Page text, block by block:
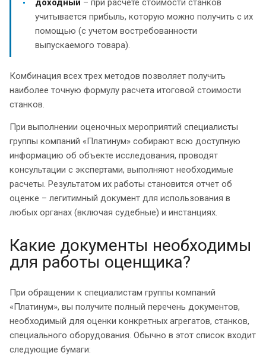
доходный – при расчете стоимости станков
учитывается прибыль, которую можно получить с их
помощью (с учетом востребованности
выпускаемого товара).
Комбинация всех трех методов позволяет получить
наиболее точную формулу расчета итоговой стоимости
станков.
При выполнении оценочных мероприятий специалисты
группы компаний «Платинум» собирают всю доступную
информацию об объекте исследования, проводят
консультации с экспертами, выполняют необходимые
расчеты. Результатом их работы становится отчет об
оценке – легитимный документ для использования в
любых органах (включая судебные) и инстанциях.
Какие документы необходимы
для работы оценщика?
При обращении к специалистам группы компаний
«Платинум», вы получите полный перечень документов,
необходимый для оценки конкретных агрегатов, станков,
специального оборудования. Обычно в этот список входит
следующие бумаги: